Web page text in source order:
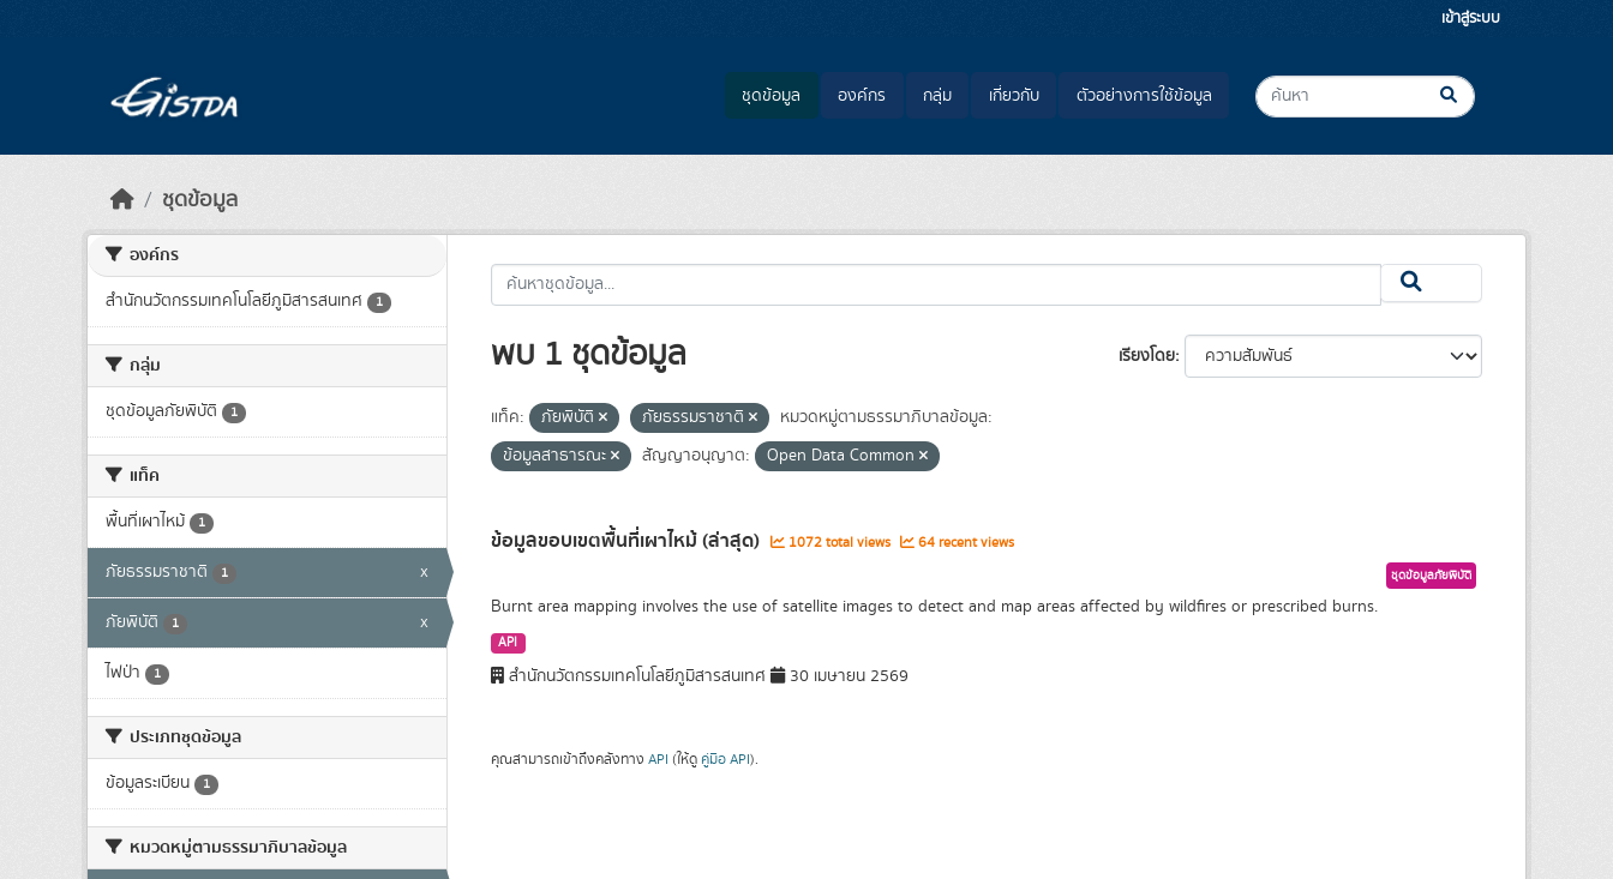
เข้าสู่ระบบ
ชุดข้อมูล องค์กร กลุ่ม เกี่ยวกับ ตัวอย่างการใช้ข้อมูล
ชุดข้อมูล
องค์กร
สำนักนวัตกรรมเทคโนโลยีภูมิสารสนเทศ 1
กลุ่ม
ชุดข้อมูลภัยพิบัติ 1
แท็ค
พื้นที่เผาไหม้ 1
ภัยธรรมราชาติ 1 x
ภัยพิบัติ 1 x
ไฟป่า 1
ประเภทชุดข้อมูล
ข้อมูลระเบียน 1
หมวดหมู่ตามธรรมาภิบาลข้อมูล
เรียงโดย
พบ 1 ชุดข้อมูล
แท็ค: ภัยพิบัติ ภัยธรรมราชาติ
หมวดหมู่ตามธรรมาภิบาลข้อมูล:
ข้อมูลสาธารณะ
สัญญาอนุญาต: Open Data Common
ข้อมูลขอบเขตพื้นที่เผาไหม้ (ล่าสุด) 1072 total views 64 recent views
ชุดข้อมูลภัยพิบัติ
Burnt area mapping involves the use of satellite images to detect and map areas affected by wildfires or prescribed burns.
API
สำนักนวัตกรรมเทคโนโลยีภูมิสารสนเทศ 30 เมษายน 2569
คุณสามารถเข้าถึงคลังทาง API (ให้ดู คู่มือ API).